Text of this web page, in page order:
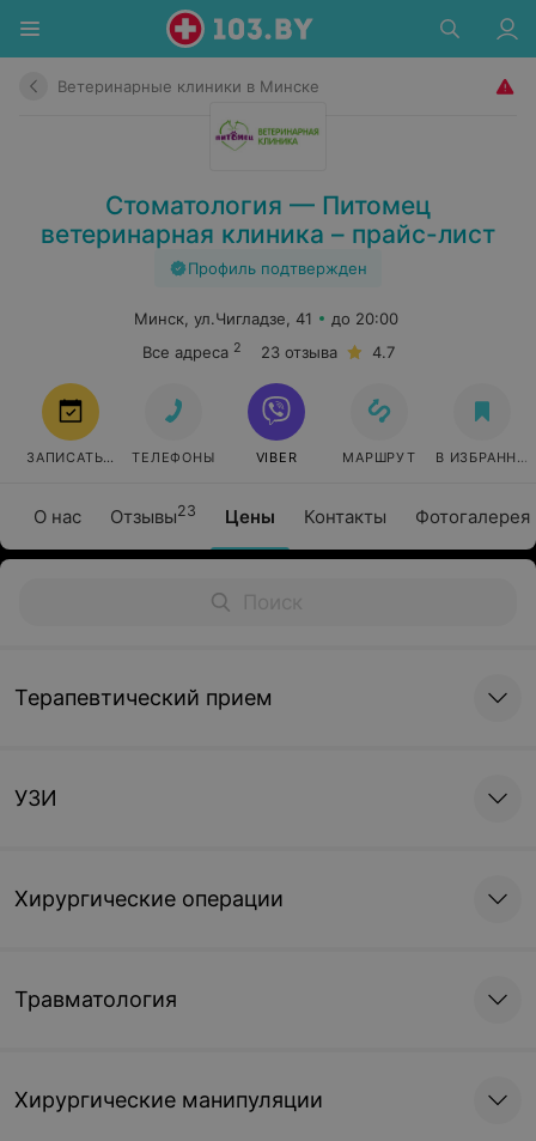
Ветеринарные клиники в Минске
Стоматология — Питомец
ветеринарная клиника – прайс-лист
Профиль подтвержден
О нас Отзывы23 Цены Контакты Фотогалерея
Минск, ул.Чигладзе, 41
до 20:00
Все адреса 2 23 отзыва 4.7
ЗАПИСАТЬСЯ ТЕЛЕФОНЫ VIBER МАРШРУТ В ИЗБРАННОЕ
Терапевтический прием
УЗИ
Хирургические операции
Травматология
Хирургические манипуляции